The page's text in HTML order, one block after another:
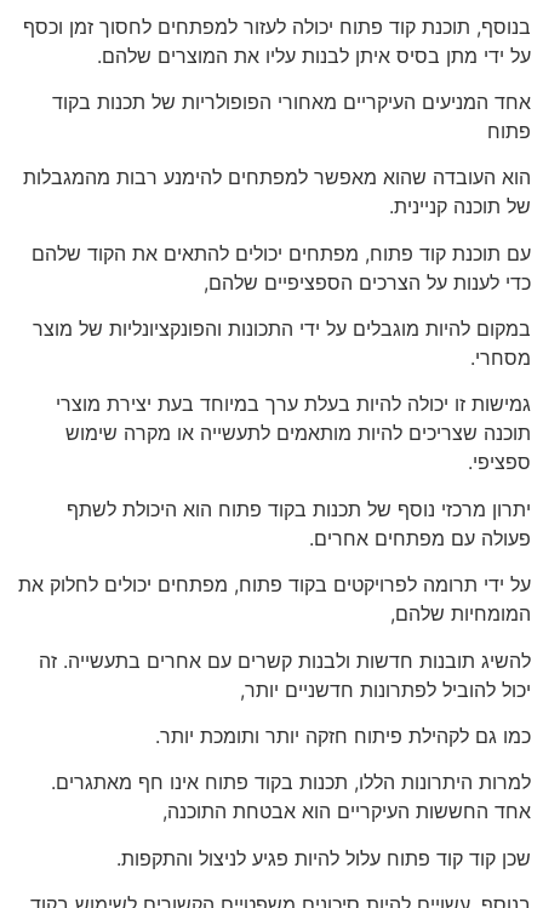
בנוסף, תוכנת קוד פתוח יכולה לעזור למפתחים לחסוך זמן וכסף
על ידי מתן בסיס איתן לבנות עליו את המוצרים שלהם.
אחד המניעים העיקריים מאחורי הפופולריות של תכנות בקוד
פתוח
הוא העובדה שהוא מאפשר למפתחים להימנע רבות מהמגבלות
של תוכנה קניינית.
עם תוכנת קוד פתוח, מפתחים יכולים להתאים את הקוד שלהם
כדי לענות על הצרכים הספציפיים שלהם,
במקום להיות מוגבלים על ידי התכונות והפונקציונליות של מוצר
מסחרי.
גמישות זו יכולה להיות בעלת ערך במיוחד בעת יצירת מוצרי
תוכנה שצריכים להיות מותאמים לתעשייה או מקרה שימוש
ספציפי.
יתרון מרכזי נוסף של תכנות בקוד פתוח הוא היכולת לשתף
פעולה עם מפתחים אחרים.
על ידי תרומה לפרויקטים בקוד פתוח, מפתחים יכולים לחלוק את
המומחיות שלהם,
להשיג תובנות חדשות ולבנות קשרים עם אחרים בתעשייה. זה
יכול להוביל לפתרונות חדשניים יותר,
כמו גם לקהילת פיתוח חזקה יותר ותומכת יותר.
למרות היתרונות הללו, תכנות בקוד פתוח אינו חף מאתגרים.
אחד החששות העיקריים הוא אבטחת התוכנה,
שכן קוד קוד פתוח עלול להיות פגיע לניצול והתקפות.